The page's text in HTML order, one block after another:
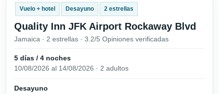
Vuelo + hotel Desayuno 2 estrellas
Quality Inn JFK Airport Rockaway Blvd
Jamaica · 2 estrellas · 3.2/5 Opiniones verificadas
5 días / 4 noches
10/08/2026 al 14/08/2026 · 2 adultos
Desayuno